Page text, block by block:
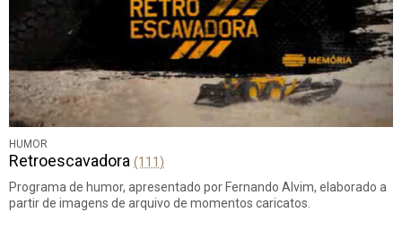
HUMOR
Retroescavadora (111)
Programa de humor, apresentado por Fernando Alvim, elaborado a
partir de imagens de arquivo de momentos caricatos.